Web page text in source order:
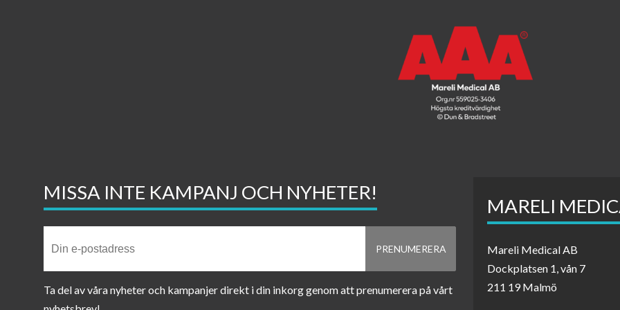
MISSA INTE KAMPANJ OCH NYHETER!
Ta del av våra nyheter och kampanjer direkt i din inkorg genom att prenumerera på vårt
MARELI
Mareli Medical AB
Dockplatsen 1, vån 7
211 19 Malmö